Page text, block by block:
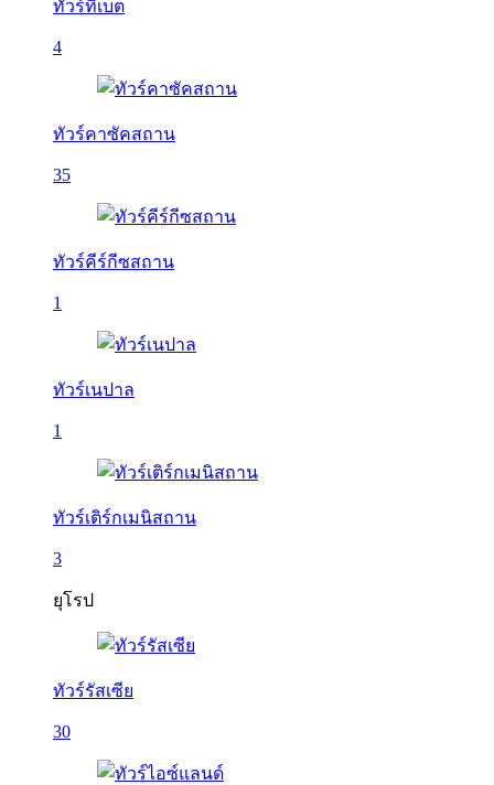
ทัวร์ทิเบต
4
ทัวร์คาซัคสถาน
35
ทัวร์คีร์กีซสถาน
1
ทัวร์เนปาล
1
ทัวร์เติร์กเมนิสถาน
3
ยุโรป
ทัวร์รัสเซีย
30